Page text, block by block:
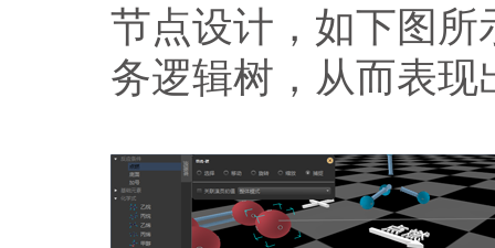
节点设计，如下图
务逻辑树，从而表